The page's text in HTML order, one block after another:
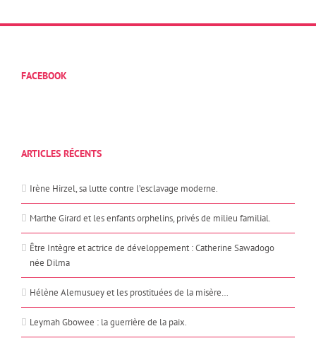
FACEBOOK
ARTICLES RÉCENTS
Irène Hirzel, sa lutte contre l’esclavage moderne.
Marthe Girard et les enfants orphelins, privés de milieu familial.
Être Intègre et actrice de développement : Catherine Sawadogo
née Dilma
Hélène Alemusuey et les prostituées de la misère…
Leymah Gbowee : la guerrière de la paix.